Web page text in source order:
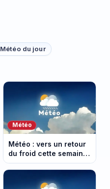
Météo du jour
Météo
Météo : vers un retour
du froid cette semaine
du 23 mars 2026
(vidéo)